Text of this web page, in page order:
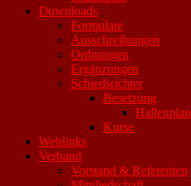
Downloads
Formulare
Ausschreibungen
Ordnungen
Ergänzungen
Schiedsrichter
Besetzung
Hallenplan
Kurse
Weblinks
Verband
Vorstand & Referenten